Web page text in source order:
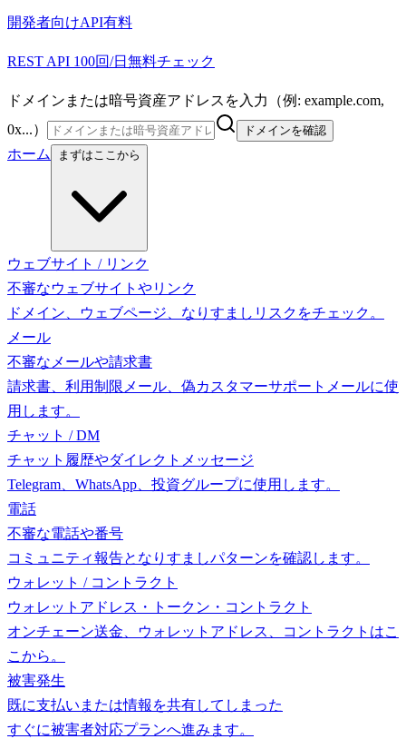
開発者向けAPI有料
REST API 100回/日無料チェック
ドメインまたは暗号資産アドレスを入力（例: example.com,
0x...）
ドメインを確認
ホーム まずはここから
ウェブサイト / リンク
不審なウェブサイトやリンク
ドメイン、ウェブページ、なりすましリスクをチェック。
メール
不審なメールや請求書
請求書、利用制限メール、偽カスタマーサポートメールに使
用します。
チャット / DM
チャット履歴やダイレクトメッセージ
Telegram、WhatsApp、投資グループに使用します。
電話
不審な電話や番号
コミュニティ報告となりすましパターンを確認します。
ウォレット / コントラクト
ウォレットアドレス・トークン・コントラクト
オンチェーン送金、ウォレットアドレス、コントラクトはこ
こから。
被害発生
既に支払いまたは情報を共有してしまった
すぐに被害者対応プランへ進みます。